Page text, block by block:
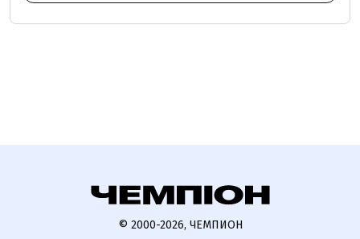
© 2000-2026, ЧЕМПИОН